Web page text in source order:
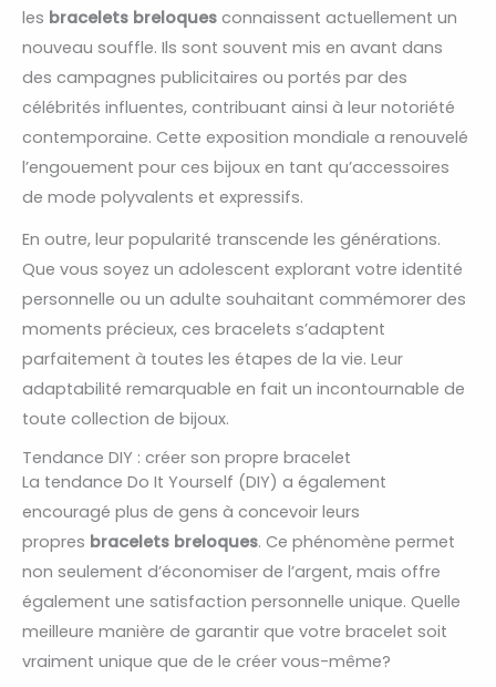
les bracelets breloques connaissent actuellement un
nouveau souffle. Ils sont souvent mis en avant dans
des campagnes publicitaires ou portés par des
célébrités influentes, contribuant ainsi à leur notoriété
contemporaine. Cette exposition mondiale a renouvelé
l’engouement pour ces bijoux en tant qu’accessoires
de mode polyvalents et expressifs.
En outre, leur popularité transcende les générations.
Que vous soyez un adolescent explorant votre identité
personnelle ou un adulte souhaitant commémorer des
moments précieux, ces bracelets s’adaptent
parfaitement à toutes les étapes de la vie. Leur
adaptabilité remarquable en fait un incontournable de
toute collection de bijoux.
Tendance DIY : créer son propre bracelet
La tendance Do It Yourself (DIY) a également
encouragé plus de gens à concevoir leurs
propres bracelets breloques. Ce phénomène permet
non seulement d’économiser de l’argent, mais offre
également une satisfaction personnelle unique. Quelle
meilleure manière de garantir que votre bracelet soit
vraiment unique que de le créer vous-même?